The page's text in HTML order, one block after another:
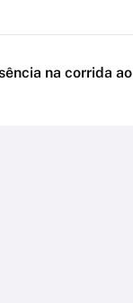
na corrida ao